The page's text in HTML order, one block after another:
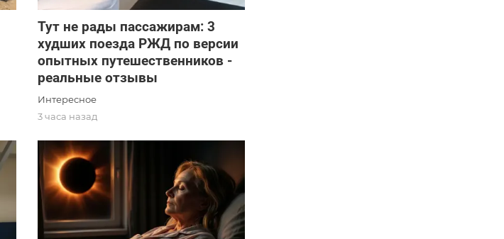
Тут не рады пассажирам: 3
худших поезда РЖД по версии
опытных путешественников -
реальные отзывы
Интересное
3 часа назад